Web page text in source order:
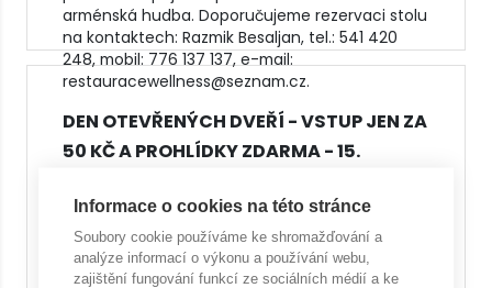
arménská hudba. Doporučujeme rezervaci stolu
na kontaktech: Razmik Besaljan, tel.: 541 420
248, mobil: 776 137 137, e-mail:
restauracewellness@seznam.cz.
DEN OTEVŘENÝCH DVEŘÍ - VSTUP JEN ZA
50 KČ A PROHLÍDKY ZDARMA - 15.
Vážení návštěvníci, v rámci oslav 800 let Kuřimi
zveme na Den otevřených dveří. Již tento
pátek odpoledne. Více v letáčku.
Informace o cookies na této stránce
Soubory cookie používáme ke shromažďování a
analýze informací o výkonu a používání webu,
zajištění fungování funkcí ze sociálních médií a ke